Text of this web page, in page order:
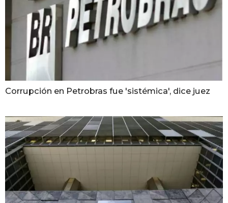
Corrupción en Petrobras fue 'sistémica', dice juez